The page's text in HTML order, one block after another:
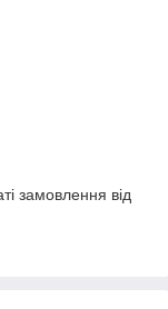
замовлення від